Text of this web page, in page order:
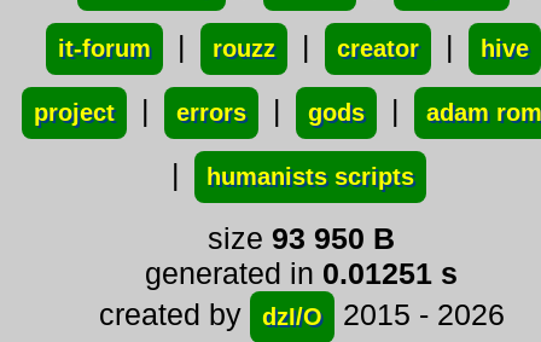
it-forum | rouzz | creator | hive
project | errors | gods | adam
| humanists scripts
size93 950 B
generated in 0.01251 s
created by
dzI/O
2015 - 2026